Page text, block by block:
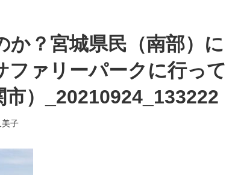
？宮城県民（南部）に
ァリーパークに行って
）_20210924_133222
子